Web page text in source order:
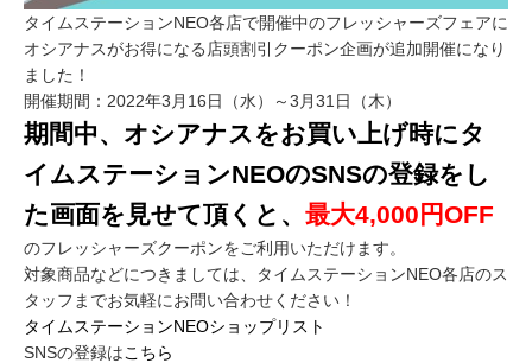
タイムステーションNEO各店で開催中のフレッシャーズフェアに
オシアナスがお得になる店頭割引クーポン企画が追加開催になり
ました！
開催期間：2022年3月16日（水）～3月31日（木）
期間中、オシアナスをお買い上げ時にタ
イムステーションNEOのSNSの登録をし
た画面を見せて頂くと、 最大4,000円OFF
のフレッシャーズクーポンをご利用いただけます。
対象商品などにつきましては、タイムステーションNEO各店のス
タッフまでお気軽にお問い合わせください！
タイムステーションNEOショップリスト
SNSの登録はこちら